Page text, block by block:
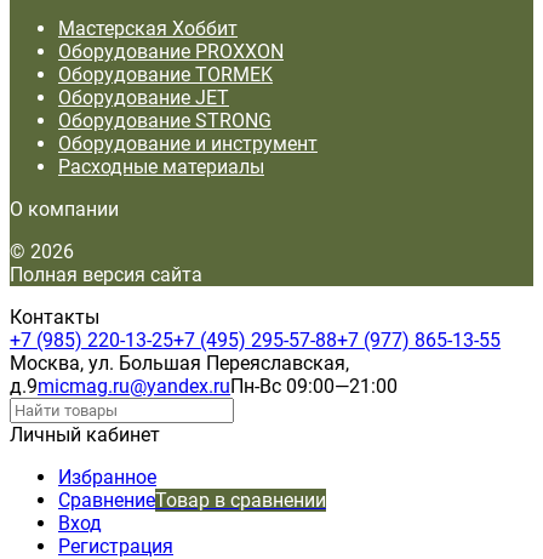
Мастерская Хоббит
Оборудование PROXXON
Оборудование TORMEK
Оборудование JET
Оборудование STRONG
Оборудование и инструмент
Расходные материалы
О компании
© 2026
Полная версия сайта
Контакты
+7 (985) 220-13-25+7 (495) 295-57-88+7 (977) 865-13-55
Москва, ул. Большая Переяславская,
д.9micmag.ru@yandex.ruПн-Вс 09:00—21:00
Личный кабинет
Избранное
СравнениеТовар в сравнении
Вход
Регистрация